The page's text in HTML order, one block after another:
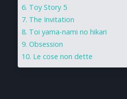
Toy Story 5
The Invitation
Toi yama-nami no hikari
Obsession
Le cose non dette